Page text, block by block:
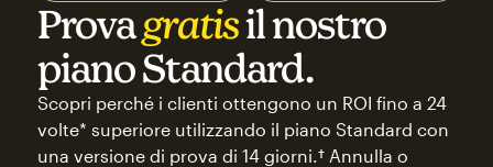
Provagratisil nostro
piano Standard.
Scopri perché i clienti ottengono un ROI fino a 24
volte* superiore utilizzando il piano Standard con
una versione di prova di 14 giorni.† Annulla o